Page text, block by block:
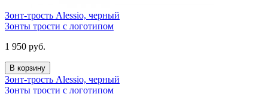
Зонт-трость Alessio, черный
Зонты трости с логотипом
1 950 руб.
В корзину
Зонт-трость Alessio, черный
Зонты трости с логотипом